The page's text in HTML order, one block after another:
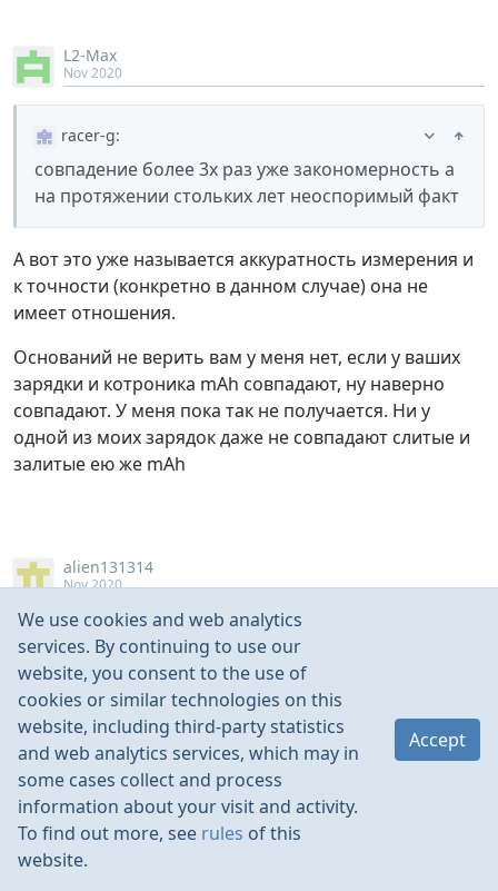
L2-Max
Nov 2020
racer-g:
совпадение более 3х раз уже закономерность а
на протяжении стольких лет неоспоримый факт
А вот это уже называется аккуратность измерения и
к точности (конкретно в данном случае) она не
имеет отношения.
Оснований не верить вам у меня нет, если у ваших
зарядки и котроника mAh совпадают, ну наверно
совпадают. У меня пока так не получается. Ни у
одной из моих зарядок даже не совпадают слитые и
залитые ею же mAh
alien131314
Nov 2020
а вы правда считаете, что если в батарею залилось
от3.7в 1Ач, то и слить до 3,7 должно столько же? мы
щас правда должны ТУТ начинать дискуссию про это
( и про то, что отдаваемая батареей емкость будет
еще и от тока разряда зависеть )?
L2-Max
Nov 2020
We use cookies and web analytics
services. By continuing to use our
website, you consent to the use of
cookies or similar technologies on this
website, including third-party statistics
and web analytics services, which may in
some cases collect and process
information about your visit and activity.
To find out more, see rules of this
website.
Accept